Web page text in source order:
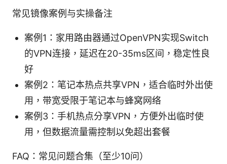
常见镜像案例与实操备注
案例1：家用路由器通过OpenVPN实现Switch
的VPN连接，延迟在20-35ms区间，稳定性良
好
案例2：笔记本热点共享VPN，适合临时外出使
用，带宽受限于笔记本与蜂窝网络
案例3：手机热点分享VPN，方便外出临时使
用，但数据流量需控制以免超出套餐
FAQ：常见问题合集（至少10问）